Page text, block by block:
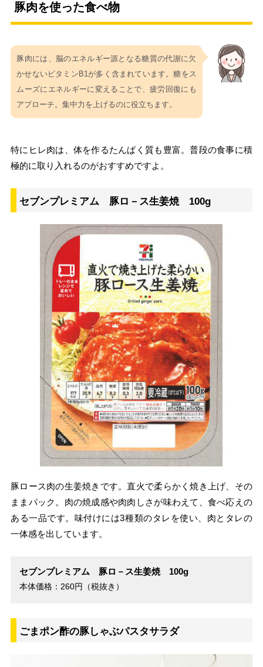
豚肉を使った食べ物
豚肉には、脳のエネルギー源となる糖質の代謝に欠
かせないビタミンB1が多く含まれています。糖をス
ムーズにエネルギーに変えることで、疲労回復にも
アプローチ。集中力を上げるのに役立ちます。
特にヒレ肉は、体を作るたんぱく質も豊富。普段の食事に積
極的に取り入れるのがおすすめですよ。
セブンプレミアム 豚ロ－ス生姜焼 100g
豚ロース肉の生姜焼きです。直火で柔らかく焼き上げ、その
ままパック。肉の焼成感や肉肉しさが味わえて、食べ応えの
ある一品です。味付けには3種類のタレを使い、肉とタレの
一体感を出しています。
セブンプレミアム 豚ロ－ス生姜焼 100g
本体価格：260円（税抜き）
ごまポン酢の豚しゃぶパスタサラダ